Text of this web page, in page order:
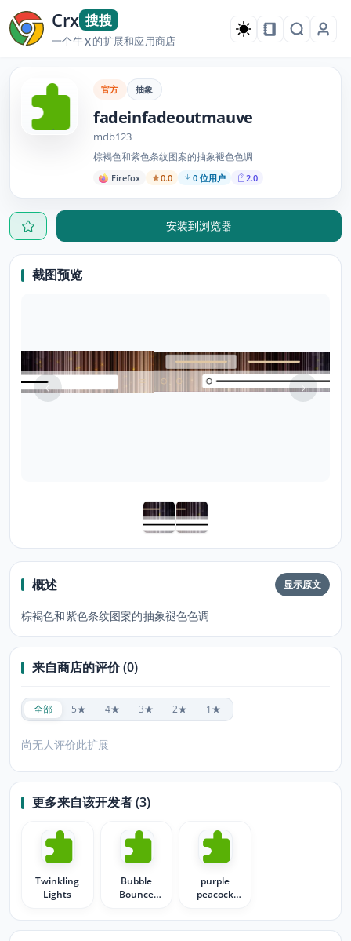
Crx 搜搜
一个牛X的扩展和应用商店
官方 抽象
fadeinfadeoutmauve
mdb123
棕褐色和紫色条纹图案的抽象褪色色调
Firefox 0.0 0 位用户 2.0
安装到浏览器
截图预览
概述 显示原文
棕褐色和紫色条纹图案的抽象褪色色调
来自商店的评价 (0)
全部 5★ 4★ 3★ 2★ 1★
尚无人评价此扩展
更多来自该开发者 (3)
Twinkling
Lights
Bubble
Bounce
purple
peacock